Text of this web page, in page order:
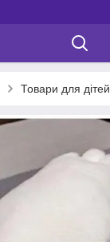
Товари для дітей